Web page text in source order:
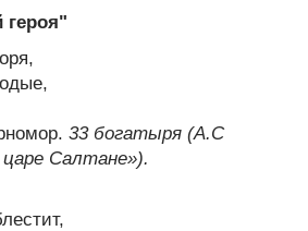
героя"
33 богатыря (А.С
Салтане»).